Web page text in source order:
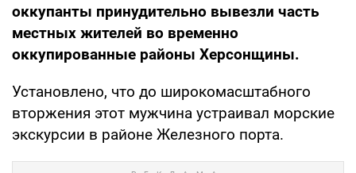
оккупанты принудительно вывезли часть
местных жителей во временно
оккупированные районы Херсонщины.
Установлено, что до широкомасштабного
вторжения этот мужчина устраивал морские
экскурсии в районе Железного порта.